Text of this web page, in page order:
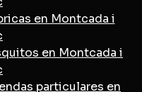
en Montcada i
en Montcada i
particulares en